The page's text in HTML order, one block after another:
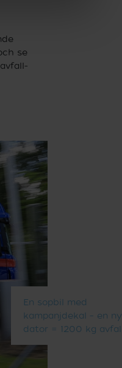
se
En sopbil med
kampanjdekal – en ny
dator = 1200 kg avfall